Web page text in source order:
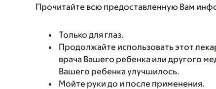
Прочитайте всю предоставленную Вам
Только для глаз.
Продолжайте использовать этот
врача Вашего ребенка или другого
Вашего ребенка улучшилось.
Мойте руки до и после применения.